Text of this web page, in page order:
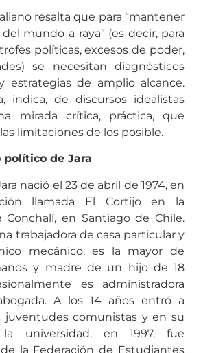
resalta que para “mantener
mundo a raya” (es decir, para
políticas, excesos de poder,
se necesitan diagnósticos
estrategias de amplio alcance.
indica, de discursos idealistas
mirada crítica, práctica, que
limitaciones de los posible.
político de Jara
nació el 23 de abril de 1974, en
llamada El Cortijo en la
Conchalí, en Santiago de Chile.
trabajadora de casa particular y
mecánico, es la mayor de
y madre de un hijo de 18
es administradora
A los 14 años entró a
juventudes comunistas y en su
universidad, en 1997, fue
la Federación de Estudiantes